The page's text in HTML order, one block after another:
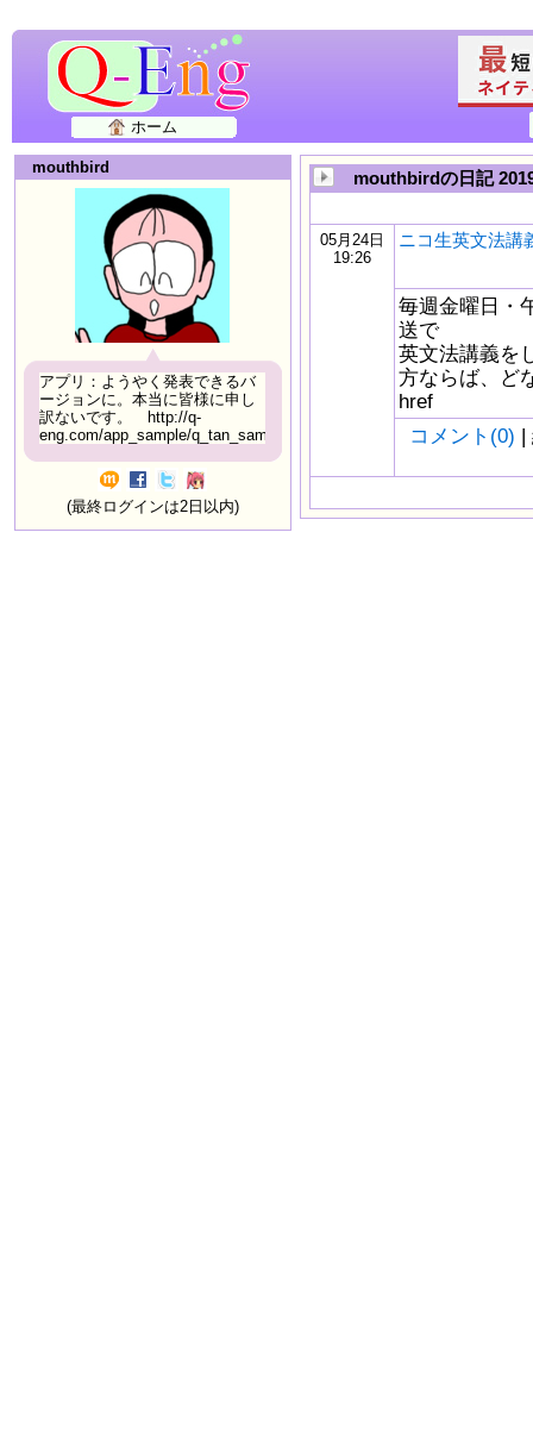
ホーム
mouthbird
アプリ：ようやく発表できるバ
ージョンに。本当に皆様に申し
訳ないです。 http://q-
eng.com/app_sample/q_tan_sample06.html
(最終ログインは2日以内)
mouthbirdの日記
05月24日
19:26
ニコ生英文法講
毎週金曜日・
送で
英文法講義を
方ならば、ど
href
コメント(0) |